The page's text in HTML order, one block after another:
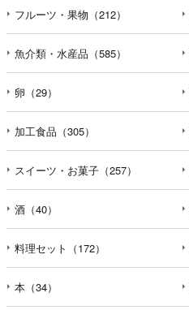
フルーツ・果物（212）
魚介類・水産品（585）
卵（29）
加工食品（305）
スイーツ・お菓子（257）
酒（40）
料理セット（172）
本（34）